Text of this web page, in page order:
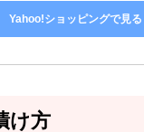
Yahoo!ショッピングで見る
け方